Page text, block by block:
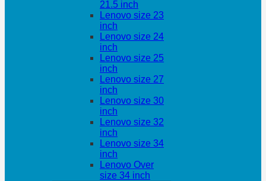
21.5 inch
Lenovo size 23
inch
Lenovo size 24
inch
Lenovo size 25
inch
Lenovo size 27
inch
Lenovo size 30
inch
Lenovo size 32
inch
Lenovo size 34
inch
Lenovo Over
size 34 inch